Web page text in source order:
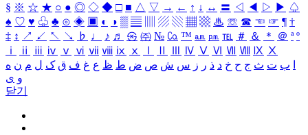
§ ※ ☆ ★ ○ ● ◎ ◇ ◆ □ ■ △ ▽ → ← ↑ ↓ ↔ 〓 ◁ ◀ ▷ ▶ ♤
♠ ♡ ♥ ♧ ♣ ⊙ ◈ ▣ ◐ ◑ ▒ ▤ ▨ ▧ ▦ ▩ ♨ ☏ ☎ ☜ ☞ ¶ †
‡ ↕ ↗ ↙ ↖ ↘ ♭ ♩ ♪ ♬ ㉿ ㈜ № ㏇ ™ ㏂ ㏘ ℡ ＃ ＆ ＊ ＠ ª º
ⅰ
ⅱ ⅲ ⅳ ⅴ ⅵ ⅶ ⅷ ⅸ ⅹ Ⅳ Ⅴ Ⅵ Ⅶ Ⅷ Ⅸ Ⅹ
ب ت ث ج ح خ د ذ ر ز س ش ص ض ط ظ ع غ ف ق ک ل م ن ه
و ی
닫기